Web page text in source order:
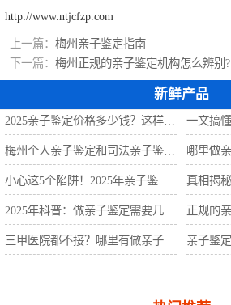
http://www.ntjcfzp.com
上一篇： 梅州亲子鉴定指南
下一篇： 梅州正规的亲子鉴定机构怎么辨别?
新鲜产品
定